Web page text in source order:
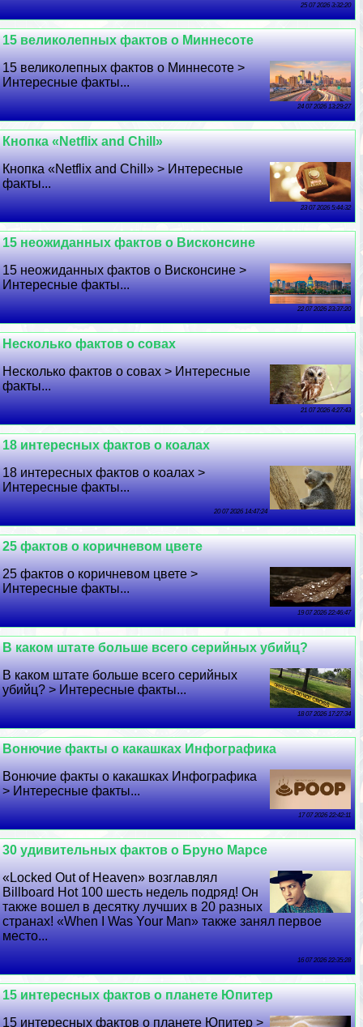
25 07 2026 3:32:20
15 великолепных фактов о Миннесоте
15 великолепных фактов о Миннесоте >
Интересные факты...
24 07 2026 13:29:27
Кнопка «Netflix and Chill»
Кнопка «Netflix and Chill» > Интересные
факты...
23 07 2026 5:44:32
15 неожиданных фактов о Висконсине
15 неожиданных фактов о Висконсине >
Интересные факты...
22 07 2026 23:37:20
Несколько фактов о совах
Несколько фактов о совах > Интересные
факты...
21 07 2026 4:27:43
18 интересных фактов о коалах
18 интересных фактов о коалах >
Интересные факты...
20 07 2026 14:47:24
25 фактов о коричневом цвете
25 фактов о коричневом цвете >
Интересные факты...
19 07 2026 22:46:47
В каком штате больше всего серийных убийц?
В каком штате больше всего серийных
убийц? > Интересные факты...
18 07 2026 17:27:34
Вонючие факты о какашках Инфографика
Вонючие факты о какашках Инфографика
> Интересные факты...
17 07 2026 22:42:11
30 удивительных фактов о Бруно Марсе
«Locked Out of Heaven» возглавлял
Billboard Hot 100 шесть недель подряд! Он
также вошел в десятку лучших в 20 разных
странах! «When I Was Your Man» также занял первое
место...
16 07 2026 22:35:28
15 интересных фактов о планете Юпитер
15 интересных фактов о планете Юпитер >